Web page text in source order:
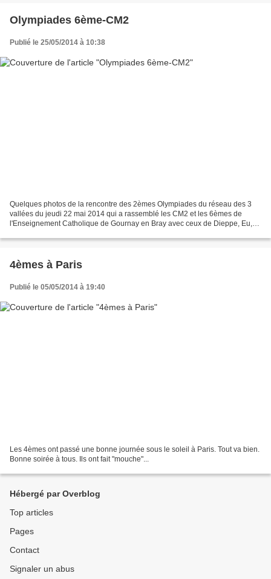
Olympiades 6ème-CM2
Publié le 25/05/2014 à 10:38
Quelques photos de la rencontre des 2èmes Olympiades du réseau des 3
vallées du jeudi 22 mai 2014 qui a rassemblé les CM2 et les 6èmes de
l'Enseignement Catholique de Gournay en Bray avec ceux de Dieppe, Eu,
4èmes à Paris
Publié le 05/05/2014 à 19:40
Les 4èmes ont passé une bonne journée sous le soleil à Paris. Tout va bien.
Bonne soirée à tous. Ils ont fait "mouche"...
Hébergé par Overblog
Top articles
Pages
Contact
Signaler un abus